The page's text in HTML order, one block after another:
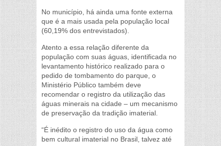
No município, há ainda uma fonte externa
que é a mais usada pela população local
(60,19% dos entrevistados).
Atento a essa relação diferente da
população com suas águas, identificada no
levantamento histórico realizado para o
pedido de tombamento do parque, o
Ministério Público também deve
recomendar o registro da utilização das
águas minerais na cidade – um mecanismo
de preservação da tradição imaterial.
“É inédito o registro do uso da água como
bem cultural imaterial no Brasil, talvez até